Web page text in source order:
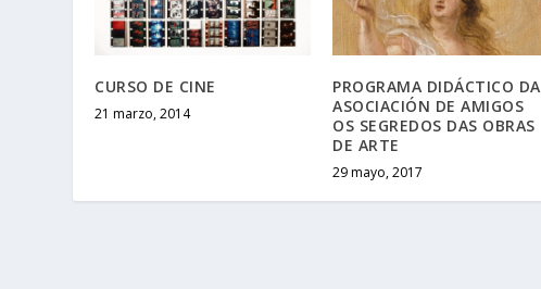
CURSO DE CINE
21 marzo, 2014
PROGRAMA DIDÁCTICO DA
ASOCIACIÓN DE AMIGOS
OS SEGREDOS DAS OBRAS
DE ARTE
29 mayo, 2017